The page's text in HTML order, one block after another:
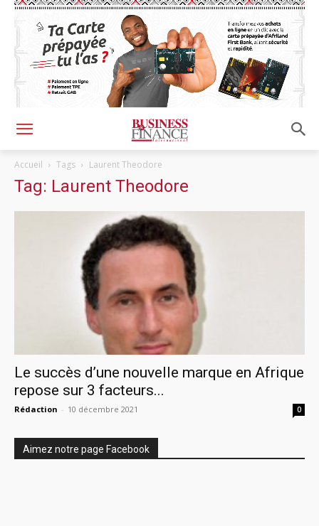
Accueil Tags Laurent Theodore
Tag: Laurent Theodore
Le succès d’une nouvelle marque en Afrique
repose sur 3 facteurs...
Rédaction - 10 décembre 2021 0
Aimez notre page Facebook